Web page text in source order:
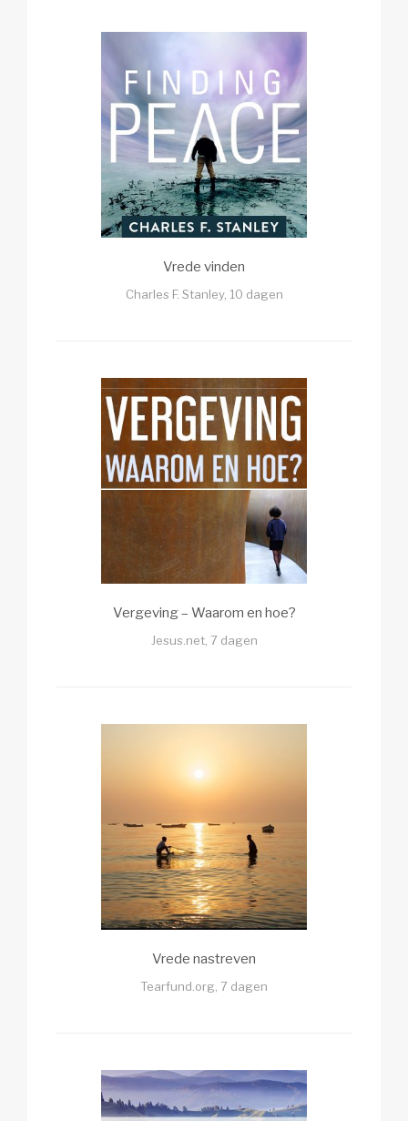
Vrede vinden
Charles F. Stanley, 10 dagen
Vergeving – Waarom en hoe?
Jesus.net, 7 dagen
Vrede nastreven
Tearfund.org, 7 dagen